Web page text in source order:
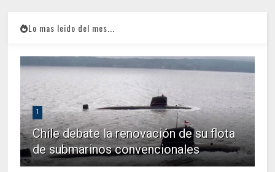
Lo mas leido del mes...
1
Chile debate la renovación de su flota
de submarinos convencionales